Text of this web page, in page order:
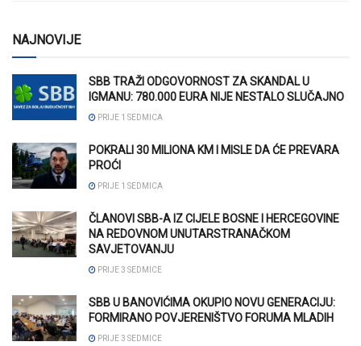
NAJNOVIJE
SBB TRAŽI ODGOVORNOST ZA SKANDAL U
IGMANU: 780.000 EURA NIJE NESTALO SLUČAJNO
PRIJE 1 SEDMICA
POKRALI 30 MILIONA KM I MISLE DA ĆE PREVARA
PROĆI
PRIJE 1 SEDMICA
ČLANOVI SBB-A IZ CIJELE BOSNE I HERCEGOVINE
NA REDOVNOM UNUTARSTRANAČKOM
SAVJETOVANJU
PRIJE 3 SEDMICE
SBB U BANOVIĆIMA OKUPIO NOVU GENERACIJU:
FORMIRANO POVJERENIŠTVO FORUMA MLADIH
PRIJE 3 SEDMICE